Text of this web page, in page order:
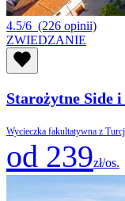
4.5/6 (226 opinii)
ZWIEDZANIE
Starożytne Side
Wycieczka fakultatywna z
od 239zł/os.